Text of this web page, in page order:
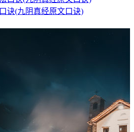
诀(九阴真经原文口诀)